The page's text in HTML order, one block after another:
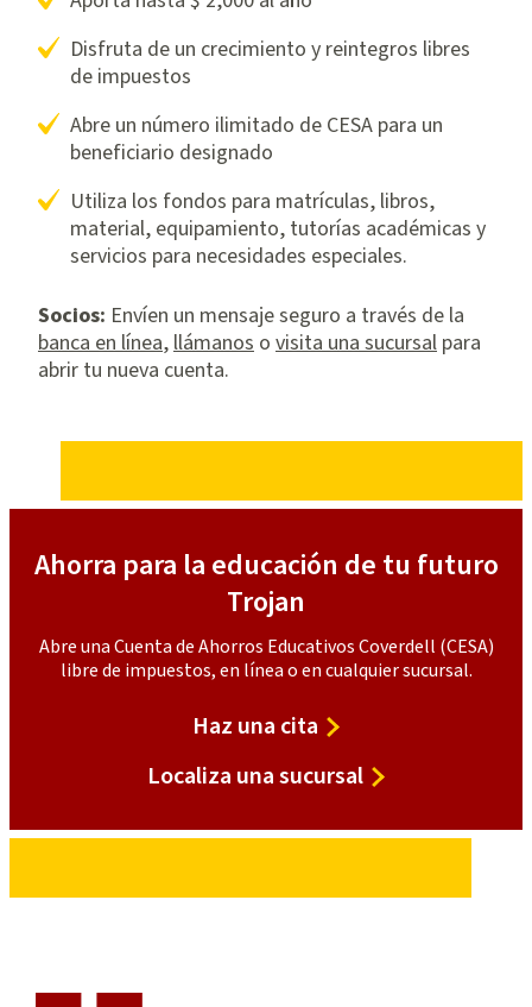
Disfruta de un crecimiento y reintegros libres
de impuestos
Abre un número ilimitado de CESA para un
beneficiario designado
Utiliza los fondos para matrículas, libros,
material, equipamiento, tutorías académicas y
servicios para necesidades especiales.
Socios: Envíen un mensaje seguro a través de la
banca en línea, llámanos o visita una sucursal para
abrir tu nueva cuenta.
Ahorra para la educación de tu futuro
Trojan
Abre una Cuenta de Ahorros Educativos Coverdell (CESA)
libre de impuestos, en línea o en cualquier sucursal.
Haz una cita
Localiza una sucursal